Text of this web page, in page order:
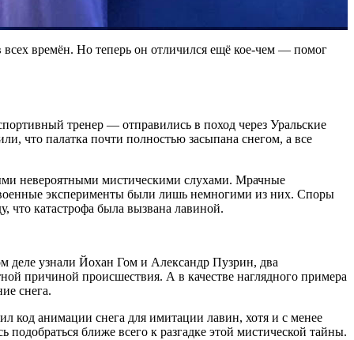
времён. Но теперь он отличился ещё кое-чем — помог
тренер — отправились в поход через Уральские
что палатка почти полностью засыпана снегом, а все
невероятными мистическими слухами. Мрачные
военные эксперименты были лишь немногими из них. Споры
что катастрофа была вызвана лавиной.
деле узнали Йохан Гом и Александр Пузрин, два
причиной происшествия. А в качестве наглядного примера
снега.
код анимации снега для имитации лавин, хотя и с менее
ближе всего к разгадке этой мистической тайны.